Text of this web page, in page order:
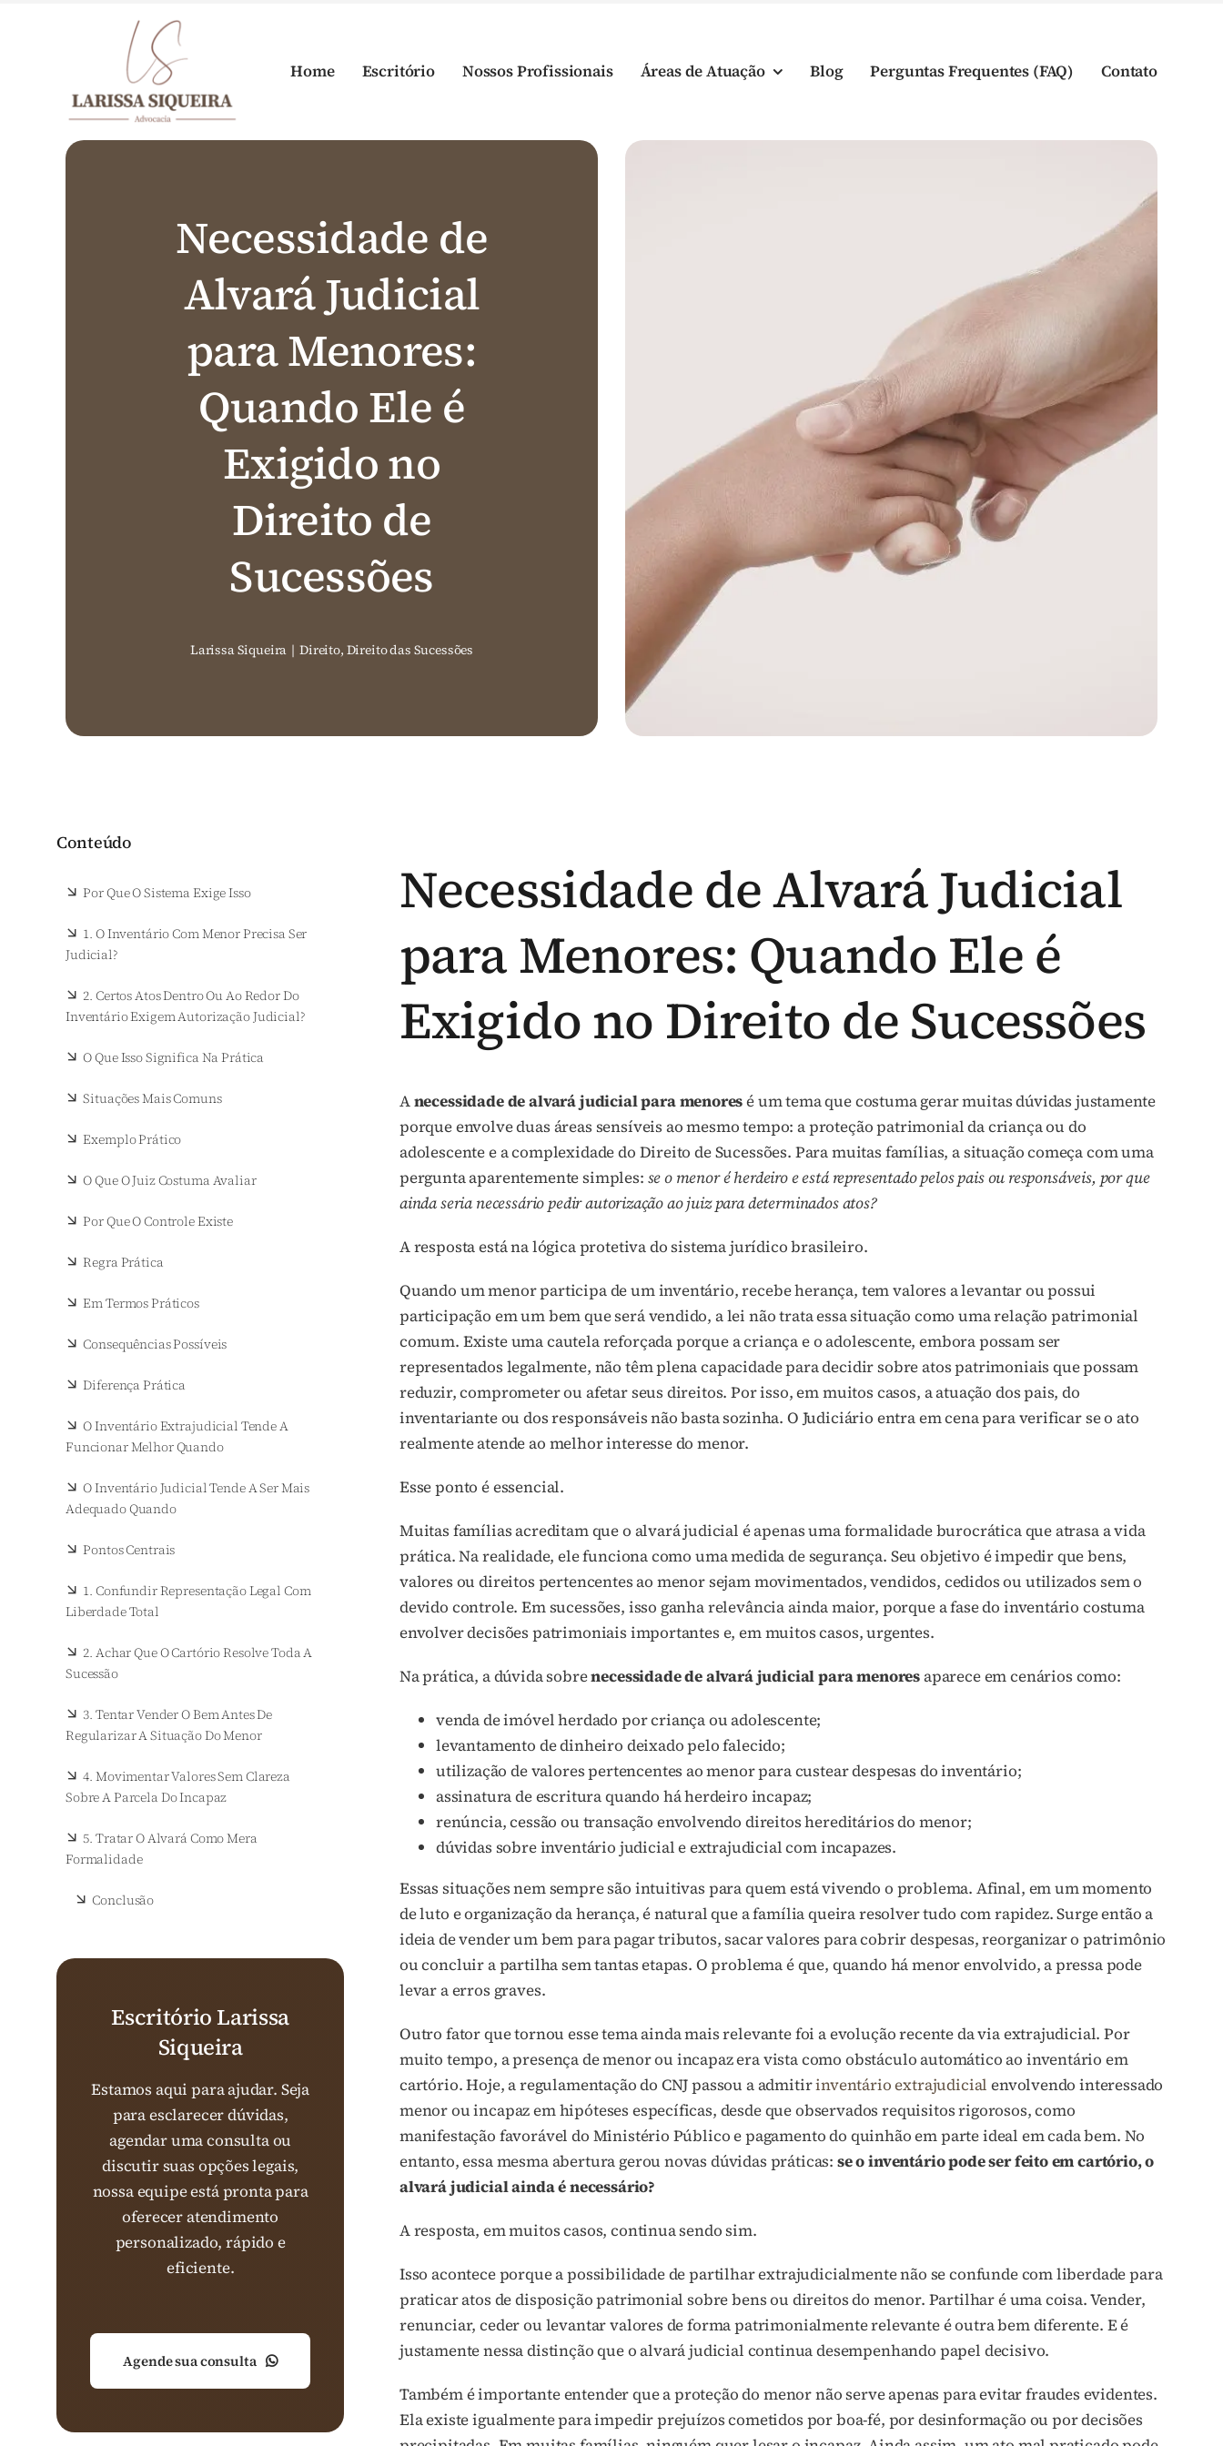
Home Escritório Nossos Profissionais Áreas de Atuação Blog Perguntas Frequentes (FAQ) Contato
Necessidade de
Alvará Judicial
para Menores:
Quando Ele é
Exigido no
Direito de
Sucessões
Larissa Siqueira | Direito, Direito das Sucessões
Conteúdo
Por Que O Sistema Exige Isso
1. O Inventário Com Menor Precisa Ser
Judicial?
2. Certos Atos Dentro Ou Ao Redor Do
Inventário Exigem Autorização Judicial?
O Que Isso Significa Na Prática
Situações Mais Comuns
Exemplo Prático
O Que O Juiz Costuma Avaliar
Por Que O Controle Existe
Regra Prática
Em Termos Práticos
Consequências Possíveis
Diferença Prática
O Inventário Extrajudicial Tende A
Funcionar Melhor Quando
O Inventário Judicial Tende A Ser Mais
Adequado Quando
Pontos Centrais
1. Confundir Representação Legal Com
Liberdade Total
2. Achar Que O Cartório Resolve Toda A
Sucessão
3. Tentar Vender O Bem Antes De
Regularizar A Situação Do Menor
4. Movimentar Valores Sem Clareza
Sobre A Parcela Do Incapaz
5. Tratar O Alvará Como Mera
Formalidade
Conclusão
Escritório Larissa
Siqueira
Estamos aqui para ajudar. Seja
para esclarecer dúvidas,
agendar uma consulta ou
discutir suas opções legais,
nossa equipe está pronta para
oferecer atendimento
personalizado, rápido e
eficiente.
Agende sua consulta
Necessidade de Alvará Judicial
para Menores: Quando Ele é
Exigido no Direito de Sucessões
Anecessidade de alvará judicial para menoresé um tema que costuma gerar muitas dúvidas justamente
porque envolve duas áreas sensíveis ao mesmo tempo: a proteção patrimonial da criança ou do
adolescente e a complexidade do Direito de Sucessões. Para muitas famílias, a situação começa com uma
pergunta aparentemente simples: se o menor é herdeiro e está representado pelos pais ou responsáveis, por que
ainda seria necessário pedir autorização ao juiz para determinados atos?
A resposta está na lógica protetiva do sistema jurídico brasileiro.
Quando um menor participa de um inventário, recebe herança, tem valores a levantar ou possui
participação em um bem que será vendido, a lei não trata essa situação como uma relação patrimonial
comum. Existe uma cautela reforçada porque a criança e o adolescente, embora possam ser
representados legalmente, não têm plena capacidade para decidir sobre atos patrimoniais que possam
reduzir, comprometer ou afetar seus direitos. Por isso, em muitos casos, a atuação dos pais, do
inventariante ou dos responsáveis não basta sozinha. O Judiciário entra em cena para verificar se o ato
realmente atende ao melhor interesse do menor.
Esse ponto é essencial.
Muitas famílias acreditam que o alvará judicial é apenas uma formalidade burocrática que atrasa a vida
prática. Na realidade, ele funciona como uma medida de segurança. Seu objetivo é impedir que bens,
valores ou direitos pertencentes ao menor sejam movimentados, vendidos, cedidos ou utilizados sem o
devido controle. Em sucessões, isso ganha relevância ainda maior, porque a fase do inventário costuma
envolver decisões patrimoniais importantes e, em muitos casos, urgentes.
Na prática, a dúvida sobrenecessidade de alvará judicial para menoresaparece em cenários como:
venda de imóvel herdado por criança ou adolescente;
levantamento de dinheiro deixado pelo falecido;
utilização de valores pertencentes ao menor para custear despesas do inventário;
assinatura de escritura quando há herdeiro incapaz;
renúncia, cessão ou transação envolvendo direitos hereditários do menor;
dúvidas sobre inventário judicial e extrajudicial com incapazes.
Essas situações nem sempre são intuitivas para quem está vivendo o problema. Afinal, em um momento
de luto e organização da herança, é natural que a família queira resolver tudo com rapidez. Surge então a
ideia de vender um bem para pagar tributos, sacar valores para cobrir despesas, reorganizar o patrimônio
ou concluir a partilha sem tantas etapas. O problema é que, quando há menor envolvido, a pressa pode
levar a erros graves.
Outro fator que tornou esse tema ainda mais relevante foi a evolução recente da via extrajudicial. Por
muito tempo, a presença de menor ou incapaz era vista como obstáculo automático ao inventário em
cartório. Hoje, a regulamentação do CNJ passou a admitirinventário extrajudicial envolvendo interessado
menor ou incapaz em hipóteses específicas, desde que observados requisitos rigorosos, como
manifestação favorável do Ministério Público e pagamento do quinhão em parte ideal em cada bem. No
entanto, essa mesma abertura gerou novas dúvidas práticas: se o inventário pode ser feito em cartório, o
alvará judicial ainda é necessário?
A resposta, em muitos casos, continua sendo sim.
Isso acontece porque a possibilidade de partilhar extrajudicialmente não se confunde com liberdade para
praticar atos de disposição patrimonial sobre bens ou direitos do menor. Partilhar é uma coisa. Vender,
renunciar, ceder ou levantar valores de forma patrimonialmente relevante é outra bem diferente. E é
justamente nessa distinção que o alvará judicial continua desempenhando papel decisivo.
Também é importante entender que a proteção do menor não serve apenas para evitar fraudes evidentes.
Ela existe igualmente para impedir prejuízos cometidos por boa-fé, por desinformação ou por decisões